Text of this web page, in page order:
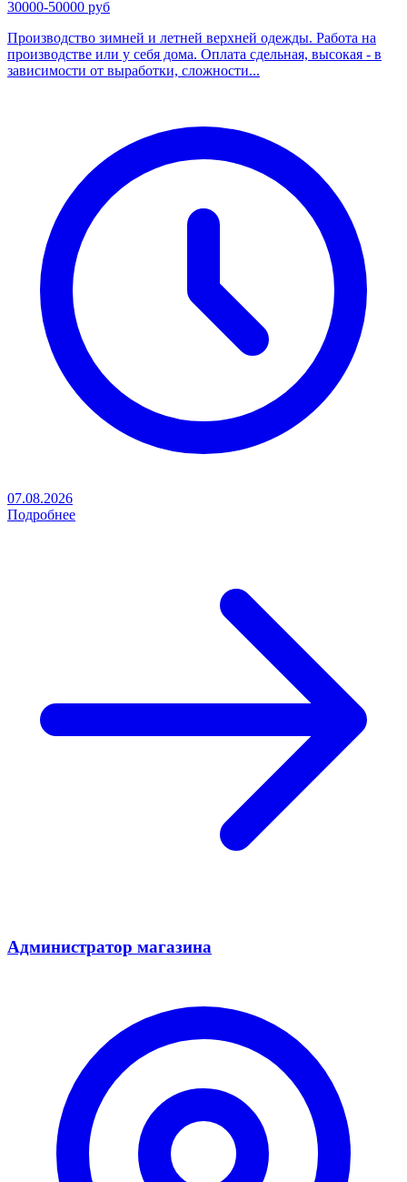
30000-50000 руб
Производство зимней и летней верхней одежды. Работа на
производстве или у себя дома. Оплата сдельная, высокая - в
зависимости от выработки, сложности...
07.08.2026
Подробнее
Администратор магазина